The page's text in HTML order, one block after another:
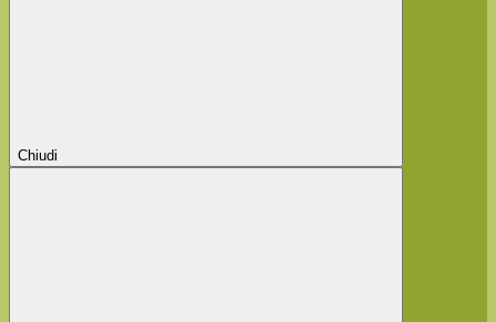
Chiudi